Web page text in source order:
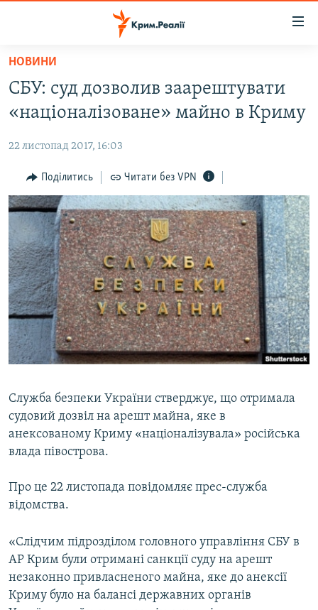
Перейти
основного
матеріалу
до
навігації
Перейти
до
пошуку
ВОДА.КРИМ
ПОЛІТИКА
БЛОГИ
ПОГЛЯД
ІНТЕРВ'Ю
ВСЕ ЗА ДЕНЬ
СПЕЦПРОЕКТИ
ДЕПОРТАЦІЯ
ВІДЕОУРОКИ «ELIFBE»
СВІДЧЕННЯ ОКУПАЦІЇ
ЯК ОБІЙТИ БЛОКУВАННЯ
Русский
Qırımtatar
ДОЛУЧАЙСЯ!
НОВИНИ
СБУ: суд дозволив заарештувати
«націоналізоване» майно в Криму
22 листопад 2017, 16:03
Поділитись Читати без VPN
Служба безпеки України стверджує, що отримала
судовий дозвіл на арешт майна, яке в
анексованому Криму «націоналізувала» російська
влада півострова.
Про це 22 листопада повідомляє прес-служба
відомства.
«Слідчим підрозділом головного управління СБУ в
АР Крим були отримані санкції суду на арешт
незаконно привласненого майна, яке до анексії
Криму було на балансі державних органів